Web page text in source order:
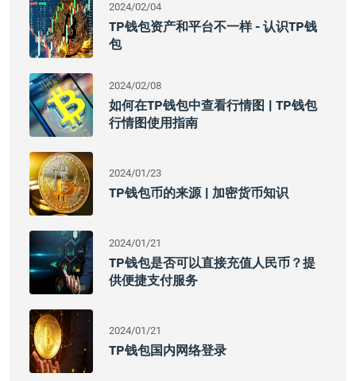
2024/02/04
TP钱包资产和平台不一样 - 认识TP钱
包
2024/02/08
如何在TP钱包中查看行情图 | TP钱包
行情图使用指南
2024/01/23
TP钱包币的来源 | 加密货币知识
2024/01/21
TP钱包是否可以直接充值人民币？提
供便捷支付服务
2024/01/21
TP钱包国内网络登录